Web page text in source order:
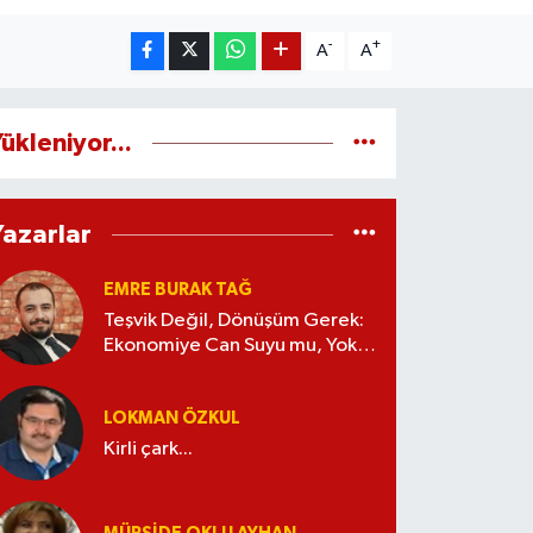
A- A+
EMRE BURAK TAĞ
Teşvik Değil, Dönüşüm Gerek:
Ekonomiye Can Suyu mu, Yoksa
LOKMAN ÖZKUL
Kirli çark...